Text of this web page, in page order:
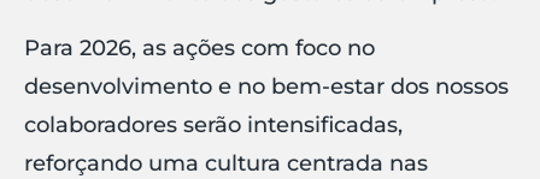
Para 2026, as ações com foco no
desenvolvimento e no bem-estar dos nossos
colaboradores serão intensificadas,
reforçando uma cultura centrada nas